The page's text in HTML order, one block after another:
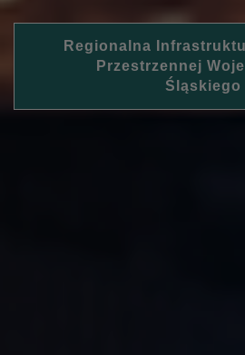
Regionalna
Przestrzennej
Śląskiego